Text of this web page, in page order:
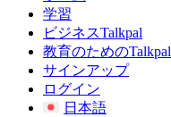
学習
ビジネスTalkpal
教育のためのTalkpal
サインアップ
ログイン
日本語